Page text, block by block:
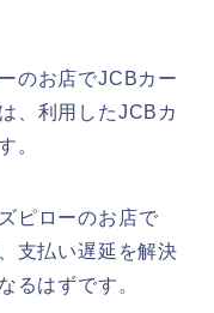
のお店でJCBカー
、利用したJCBカ
。
ピローのお店で
支払い遅延を解決
るはずです。